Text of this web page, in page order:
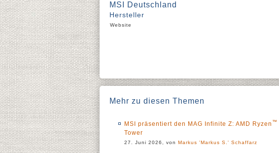
MSI Deutschland
Hersteller
Website
Mehr zu diesen Themen
MSI präsentiert den MAG Infinite Z: AMD Ryzen ™
Tower
27. Juni 2026, von Markus 'Markus S.' Schaffarz